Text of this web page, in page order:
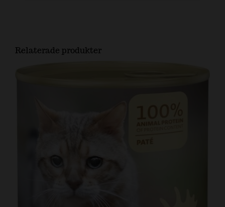
Relaterade produkter